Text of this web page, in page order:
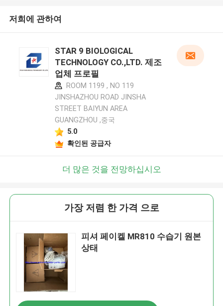
저희에 관하여
STAR 9 BIOLOGICAL
TECHNOLOGY CO.,LTD. 제조
업체 프로필
ROOM 1199 , NO 119
JINSHAZHOU ROAD JINSHA
STREET BAIYUN AREA
GUANGZHOU ,중국
5.0
확인된 공급자
더 많은 것을 전망하십시오
가장 저렴 한 가격 으로
피셔 페이켈 MR810 수습기 원본
상태